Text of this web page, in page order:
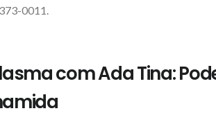
0011.
com Ada Tina: